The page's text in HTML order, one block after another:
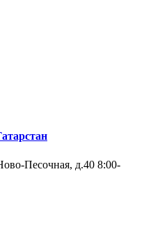
Песочная, д.40 8:00-